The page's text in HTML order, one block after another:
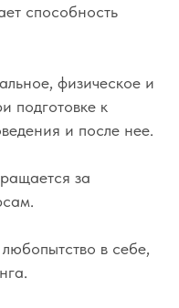
способность
физическое и
подготовке к
и после нее.
за
в себе,